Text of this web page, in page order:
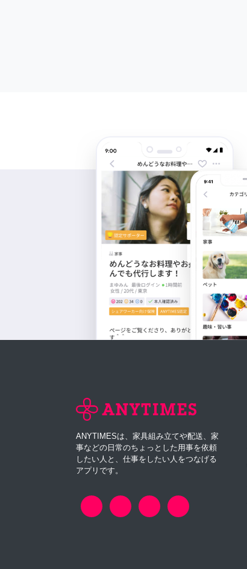
ANYTIMESは、家具組み立てや配送、家
事などの日常のちょっとした用事を依頼
したい人と、仕事をしたい人をつなげる
アプリです。